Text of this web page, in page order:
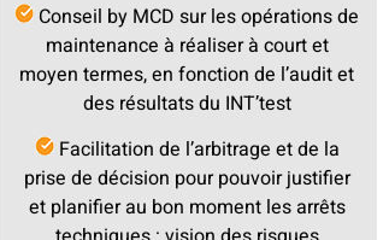
Conseil by MCD sur les opérations de
maintenance à réaliser à court et
moyen termes, en fonction de l’audit et
des résultats du INT’test
Facilitation de l’arbitrage et de la
prise de décision pour pouvoir justifier
et planifier au bon moment les arrêts